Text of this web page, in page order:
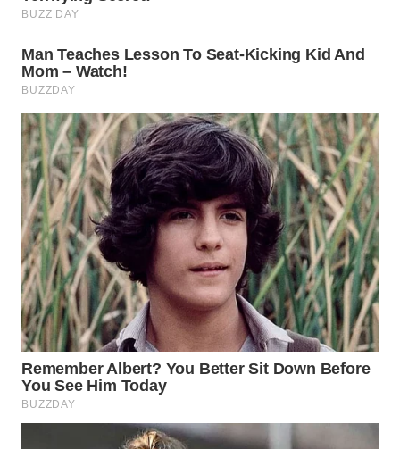
WN
WN
BINTAN
WN
MANDALIKA
WN
LIKUPANG
WN
LABUANBAJO
WN